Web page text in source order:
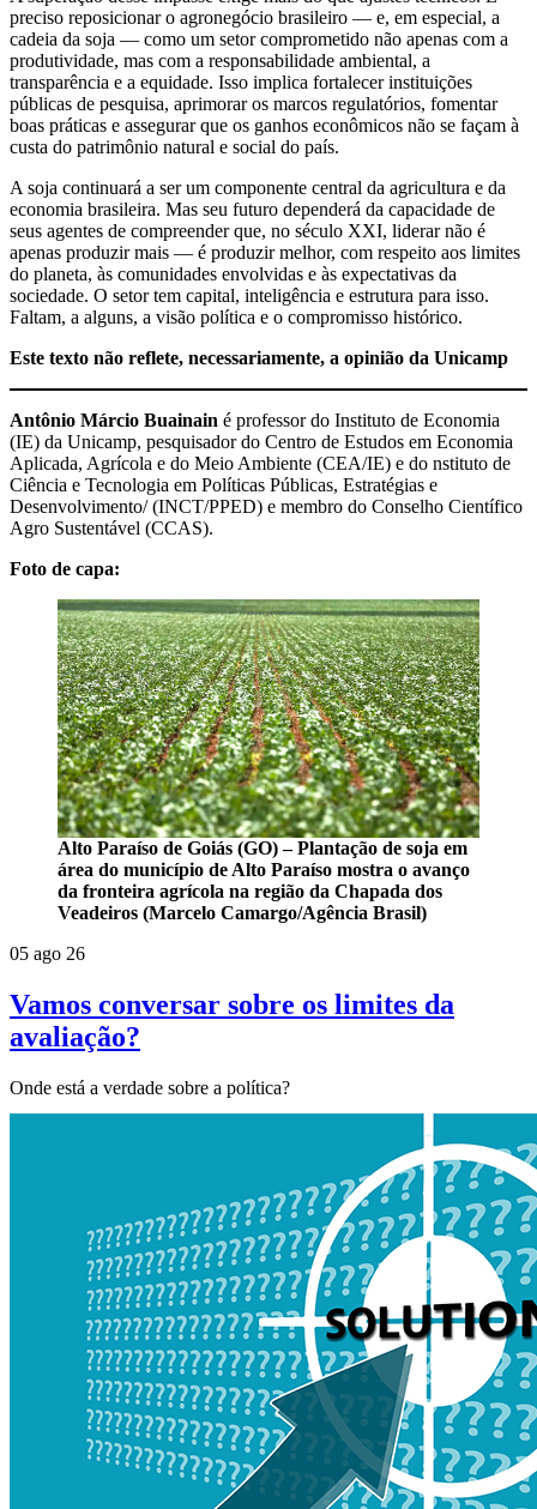
preciso reposicionar o agronegócio brasileiro — e, em especial, a
cadeia da soja — como um setor comprometido não apenas com a
produtividade, mas com a responsabilidade ambiental, a
transparência e a equidade. Isso implica fortalecer instituições
públicas de pesquisa, aprimorar os marcos regulatórios, fomentar
boas práticas e assegurar que os ganhos econômicos não se façam à
custa do patrimônio natural e social do país.
A soja continuará a ser um componente central da agricultura e da
economia brasileira. Mas seu futuro dependerá da capacidade de
seus agentes de compreender que, no século XXI, liderar não é
apenas produzir mais — é produzir melhor, com respeito aos limites
do planeta, às comunidades envolvidas e às expectativas da
sociedade. O setor tem capital, inteligência e estrutura para isso.
Faltam, a alguns, a visão política e o compromisso histórico.
Este texto não reflete, necessariamente, a opinião da Unicamp
Antônio Márcio Buainain é professor do Instituto de Economia
(IE) da Unicamp, pesquisador do Centro de Estudos em Economia
Aplicada, Agrícola e do Meio Ambiente (CEA/IE) e do nstituto de
Ciência e Tecnologia em Políticas Públicas, Estratégias e
Desenvolvimento/ (INCT/PPED) e membro do Conselho Científico
Agro Sustentável (CCAS).
Foto de capa:
Alto Paraíso de Goiás (GO) – Plantação de soja em
área do município de Alto Paraíso mostra o avanço
da fronteira agrícola na região da Chapada dos
Veadeiros (Marcelo Camargo/Agência Brasil)
05 ago 26
Vamos conversar sobre os limites da
avaliação?
Onde está a verdade sobre a política?